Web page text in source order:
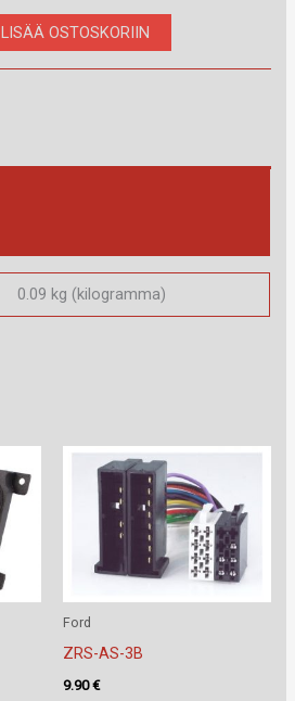
LISÄÄ OSTOSKORIIN
0.09 kg (kilogramma)
Ford
ZRS-AS-3B
9.90€